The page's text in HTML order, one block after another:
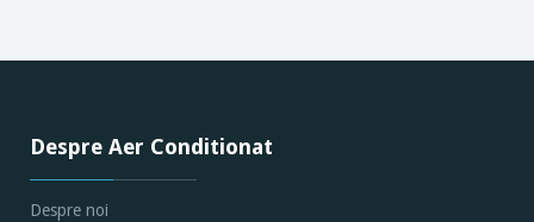
Despre Aer Conditionat
Despre noi